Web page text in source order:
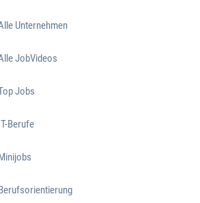
Unternehmen
JobVideos
Jobs
Berufe